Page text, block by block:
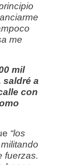
me
mil
saldré a
con
“los
fuerzas.